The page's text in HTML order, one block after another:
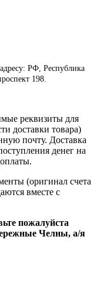
РФ, Республика
198.
реквизиты для
доставки товара)
почту. Доставка
денег на
(оригинал счета
вместе с
пожалуйста
Челны, а/я